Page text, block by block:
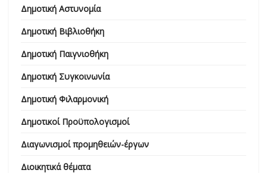
Δημοτική Αστυνομία
Δημοτική Βιβλιοθήκη
Δημοτική Παιγνιοθήκη
Δημοτική Συγκοινωνία
Δημοτική Φιλαρμονική
Δημοτικοί Προϋπολογισμοί
Διαγωνισμοί προμηθειών-έργων
Διοικητικά θέματα